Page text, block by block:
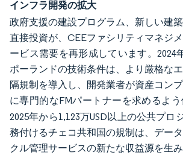
インフラ開発の拡大
政府支援の建設プログラム、新しい建
直接投資が、CEEファシリティマネジ
ービス需要を再形成しています。2024
ポーランドの技術条件は、より厳格な
隔規制を導入し、開発業者が資産コン
に専門的なFMパートナーを求めるよう
2025年から1,123万USD以上の公共プロ
務付けるチェコ共和国の規制は、デー
クル管理サービスの新たな収益源を生み